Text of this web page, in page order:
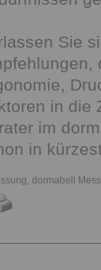
Sie
in die
im
in
, dormabell